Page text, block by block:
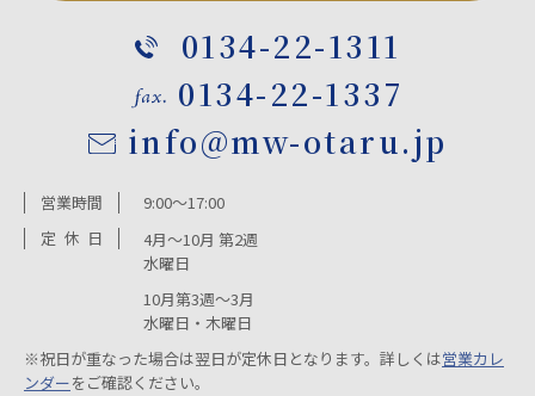
0134-22-1311
0134-22-1337
info@mw-otaru.jp
営業時間
9:00～17:00
定 休 日
4月～10月 第2週
水曜日
10月第3週～3月
水曜日・木曜日
※祝日が重なった場合は翌日が定休日となります。詳しくは営業カレ
ンダーをご確認ください。